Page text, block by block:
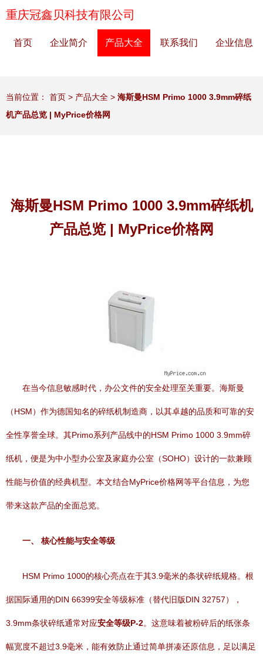
重庆冠鑫贝科技有限公司
首页 企业简介 产品大全 联系我们 企业信息
当前位置： 首页 > 产品大全 > 海斯曼HSM Primo 1000 3.9mm碎纸
机产品总览 | MyPrice价格网
海斯曼HSM Primo 1000 3.9mm碎纸机
产品总览 | MyPrice价格网
在当今信息敏感时代，办公文件的安全处理至关重要。海斯曼
（HSM）作为德国知名的碎纸机制造商，以其卓越的品质和可靠的安
全性享誉全球。其Primo系列产品线中的HSM Primo 1000 3.9mm碎
纸机，便是为中小型办公室及家庭办公室（SOHO）设计的一款兼顾
性能与价值的经典机型。本文结合MyPrice价格网等平台信息，为您
带来这款产品的全面总览。
一、 核心性能与安全等级
HSM Primo 1000的核心亮点在于其3.9毫米的条状碎纸规格。根
据国际通用的DIN 66399安全等级标准（替代旧版DIN 32757），
3.9mm条状碎纸通常对应安全等级P-2。这意味着被粉碎后的纸张条
幅宽度不超过3.9毫米，能有效防止通过简单拼凑还原信息，足以满足